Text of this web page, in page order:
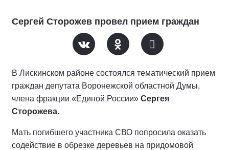
Сергей Сторожев провел прием граждан
В Лискинском районе состоялся тематический прием
граждан депутата Воронежской областной Думы,
члена фракции «Единой России» Сергея
Сторожева.
Мать погибшего участника СВО попросила оказать
содействие в обрезке деревьев на придомовой